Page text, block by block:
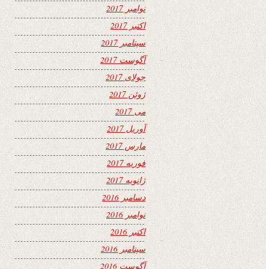
نوامبر 2017
اکتبر 2017
سپتامبر 2017
آگوست 2017
جولای 2017
ژوئن 2017
می 2017
آوریل 2017
مارس 2017
فوریه 2017
ژانویه 2017
دسامبر 2016
نوامبر 2016
اکتبر 2016
سپتامبر 2016
آگوست 2016